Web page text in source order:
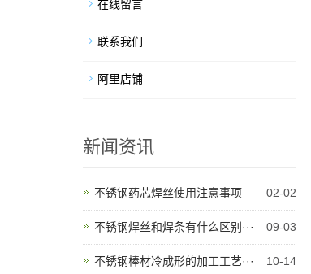
在线留言
联系我们
阿里店铺
新闻资讯
不锈钢药芯焊丝使用注意事项 02-02
不锈钢焊丝和焊条有什么区别··· 09-03
不锈钢棒材冷成形的加工工艺··· 10-14